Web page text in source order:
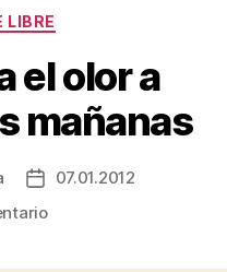
LIBRE
el olor a
mañanas
Fecha
de
07.01.2012
en